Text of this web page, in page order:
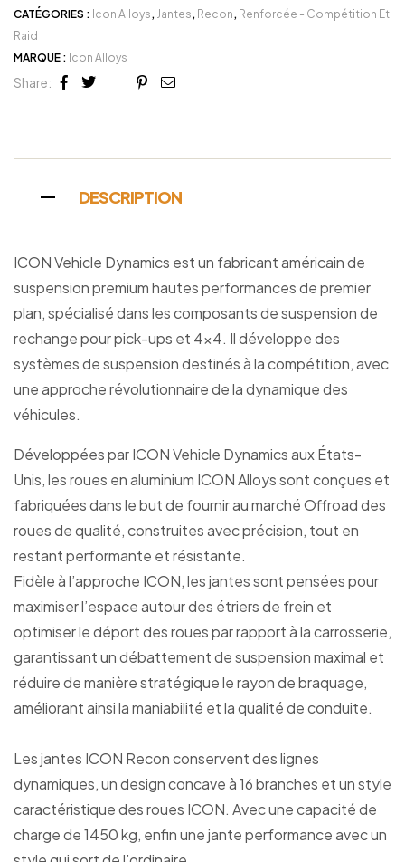
CATÉGORIES : Icon Alloys, Jantes, Recon, Renforcée - Compétition Et
Raid
MARQUE : Icon Alloys
Share:
Facebook
TwitterLinkedin
Google+
Pinterest
Email
DESCRIPTION
ICON Vehicle Dynamics est un fabricant américain de
suspension premium hautes performances de premier
plan, spécialisé dans les composants de suspension de
rechange pour pick-ups et 4×4. Il développe des
systèmes de suspension destinés à la compétition, avec
une approche révolutionnaire de la dynamique des
véhicules.
Développées par ICON Vehicle Dynamics aux États-
Unis, les roues en aluminium ICON Alloys sont conçues et
fabriquées dans le but de fournir au marché Offroad des
roues de qualité, construites avec précision, tout en
restant performante et résistante.
Fidèle à l’approche ICON, les jantes sont pensées pour
maximiser l’espace autour des étriers de frein et
optimiser le déport des roues par rapport à la carrosserie,
garantissant un débattement de suspension maximal et
réduire de manière stratégique le rayon de braquage,
améliorant ainsi la maniabilité et la qualité de conduite.
Les jantes ICON Recon conservent des lignes
dynamiques, un design concave à 16 branches et un style
caractéristique des roues ICON. Avec une capacité de
charge de 1450 kg, enfin une jante performance avec un